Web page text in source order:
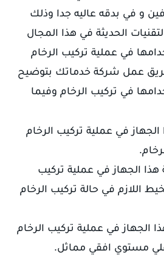
و في بدقه عاليه جدا وذلك
الحديثة في هذا المجال
في عملية تركيب الرخام
عمل شركة خدماتك بتوضيح
في تركيب الرخام وفيما
الجهاز في عملية تركيب الرخام
الجهاز في عملية تركيب
اللازم في حالة تركيب الرخام
الجهاز في عملية تركيب الرخام
مستوي افقي مماثل.